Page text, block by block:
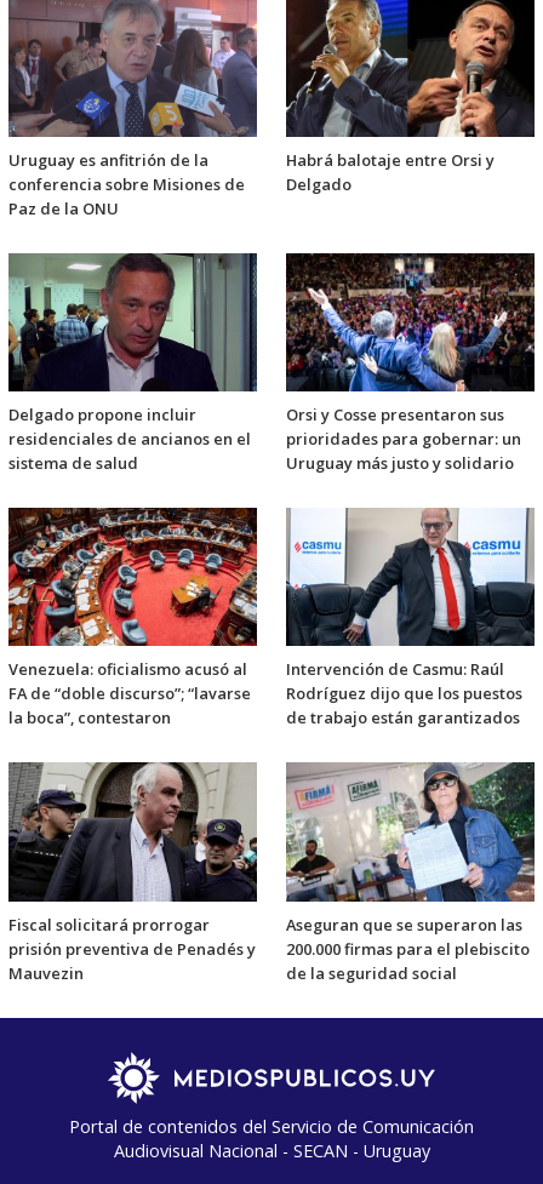
Uruguay es anfitrión de la
conferencia sobre Misiones de
Paz de la ONU
Habrá balotaje entre Orsi y
Delgado
Delgado propone incluir
residenciales de ancianos en el
sistema de salud
Orsi y Cosse presentaron sus
prioridades para gobernar: un
Uruguay más justo y solidario
Venezuela: oficialismo acusó al
FA de “doble discurso”; “lavarse
la boca”, contestaron
Intervención de Casmu: Raúl
Rodríguez dijo que los puestos
de trabajo están garantizados
Fiscal solicitará prorrogar
prisión preventiva de Penadés y
Mauvezin
Aseguran que se superaron las
200.000 firmas para el plebiscito
de la seguridad social
Portal de contenidos del Servicio de Comunicación
Audiovisual Nacional - SECAN - Uruguay